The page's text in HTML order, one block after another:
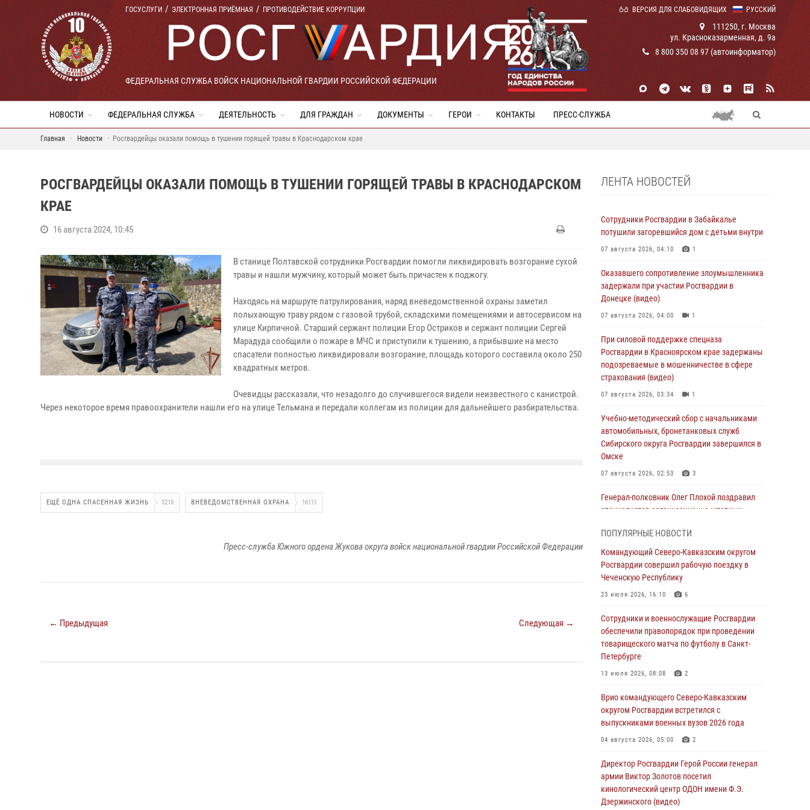
РУССКИЙ
ГОСУСЛУГИ ЭЛЕКТРОННАЯ ПРИЁМНАЯ ПРОТИВОДЕЙСТВИЕ КОРРУПЦИИ ВЕРСИЯ ДЛЯ СЛАБОВИДЯЩИХ
ФЕДЕРАЛЬНАЯ СЛУЖБА ВОЙСК НАЦИОНАЛЬНОЙ ГВАРДИИ РОССИЙСКОЙ ФЕДЕРАЦИИ
111250, г. Москва
ул. Красноказарменная, д. 9а
8 800 350 08 97 (автоинформатор)
НОВОСТИ ФЕДЕРАЛЬНАЯ СЛУЖБА ДЕЯТЕЛЬНОСТЬ ДЛЯ ГРАЖДАН ДОКУМЕНТЫ ГЕРОИ КОНТАКТЫ ПРЕСС-СЛУЖБА
Главная Новости Росгвардейцы оказали помощь в тушении горящей травы в Краснодарском крае
РОСГВАРДЕЙЦЫ ОКАЗАЛИ ПОМОЩЬ В ТУШЕНИИ ГОРЯЩЕЙ ТРАВЫ В КРАСНОДАРСКОМ
КРАЕ
16 августа 2024, 10:45
В станице Полтавской сотрудники Росгвардии помогли ликвидировать возгорание сухой
травы и нашли мужчину, который может быть причастен к поджогу.
Находясь на маршруте патрулирования, наряд вневедомственной охраны заметил
полыхающую траву рядом с газовой трубой, складскими помещениями и автосервисом на
улице Кирпичной. Старший сержант полиции Егор Остриков и сержант полиции Сергей
Марадуда сообщили о пожаре в МЧС и приступили к тушению, а прибывшие на место
спасатели полностью ликвидировали возгорание, площадь которого составила около 250
квадратных метров.
Очевидцы рассказали, что незадолго до случившегося видели неизвестного с канистрой.
Через некоторое время правоохранители нашли его на улице Тельмана и передали коллегам из полиции для дальнейшего разбирательства.
ЕЩЁ ОДНА СПАСЕННАЯ ЖИЗНЬ 3219 ВНЕВЕДОМСТВЕННАЯ ОХРАНА 16111
Пресс-служба Южного ордена Жукова округа войск национальной гвардии Российской Федерации
← Предыдущая Следующая →
ЛЕНТА НОВОСТЕЙ
Сотрудники Росгвардии в Забайкалье
потушили загоревшийся дом с детьми внутри
07 августа 2026, 04:10 1
Оказавшего сопротивление злоумышленника
задержали при участии Росгвардии в
Донецке (видео)
07 августа 2026, 04:00 1
При силовой поддержке спецназа
Росгвардии в Красноярском крае задержаны
подозреваемые в мошенничестве в сфере
страхования (видео)
07 августа 2026, 03:34 1
Учебно-методический сбор с начальниками
автомобильных, бронетанковых служб
Сибирского округа Росгвардии завершился в
Омске
07 августа 2026, 02:53 3
Генерал-полковник Олег Плохой поздравил
специалистов организационно-штатных
профессиональным праздником
06 августа 2026, 21:01
В Нижнем Новгороде состоялось
Всероссийское совещание-семинар по
охраны Росгвардии (видео)
06 августа 2026, 14:47 10 1
В Брянске сотрудники и военнослужащие
Росгвардии почтили память Героя России
06 августа 2026, 14:36 2
В кинологическом центре Уральского округа
Росгвардии почтили память товарищей,
06 августа 2026, 13:29 5
В Центральном округе Росгвардии прошли
мероприятия к 108‑летию генерала армии
ПОПУЛЯРНЫЕ НОВОСТИ
Командующий Северо-Кавказским округом
Росгвардии совершил рабочую поездку в
Чеченскую Республику
23 июля 2026, 16:10 6
Сотрудники и военнослужащие Росгвардии
обеспечили правопорядок при проведении
товарищеского матча по футболу в Санкт-
Петербурге
13 июля 2026, 08:08 2
Врио командующего Северо-Кавказским
округом Росгвардии встретился с
выпускниками военных вузов 2026 года
04 августа 2026, 05:00 2
Директор Росгвардии Герой России генерал
армии Виктор Золотов посетил
кинологический центр ОДОН имени Ф.Э.
Дзержинского (видео)